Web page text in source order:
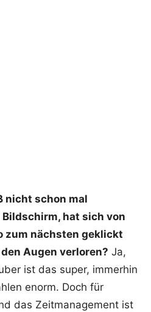
nicht schon mal
hat sich von
zum nächsten geklickt
Augen verloren? Ja,
ist das super, immerhin
enorm. Doch für
das Zeitmanagement ist